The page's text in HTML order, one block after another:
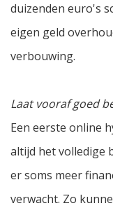
duizenden euro's
eigen geld
verbouwing.
Laat vooraf goed
Een eerste online
altijd het volledige
er soms meer
verwacht. Zo